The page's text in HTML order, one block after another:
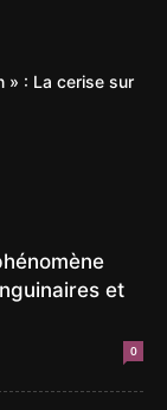
» : La cerise sur
et
0